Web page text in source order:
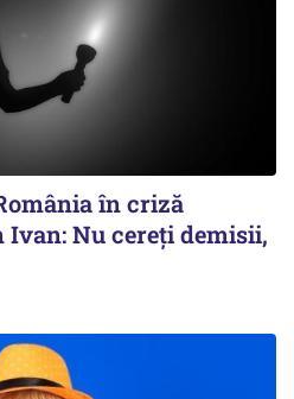
în criză
Ivan: Nu cereți demisii,